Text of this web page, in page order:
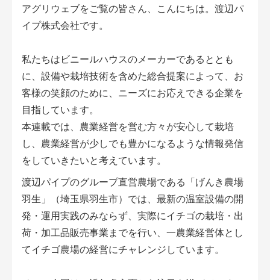
会員登録無料 アグリウェブの使い方
イベント・プロジェクト掲示板
経営アシストチャット
相談できる専門家一覧
コラム・事例集
農業一問一答
アグリウェブをご覧の皆さん、こんにちは。渡辺パ
イプ株式会社です。
私たちはビニールハウスのメーカーであるととも
に、設備や栽培技術を含めた総合提案によって、お
客様の笑顔のために、ニーズにお応えできる企業を
目指しています。
本連載では、農業経営を営む方々が安心して栽培
し、農業経営が少しでも豊かになるような情報発信
をしていきたいと考えています。
渡辺パイプのグループ直営農場である「げんき農場
羽生」（埼玉県羽生市）では、最新の温室設備の開
発・運用実践のみならず、実際にイチゴの栽培・出
荷・加工品販売事業までを行い、一農業経営体とし
てイチゴ農場の経営にチャレンジしています。